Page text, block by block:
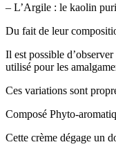
– L’Argile : le kaolin
Du fait de leur
Il est possible
utilisé pour les
Ces variations sont
Composé Phyto-
Cette crème dégage un